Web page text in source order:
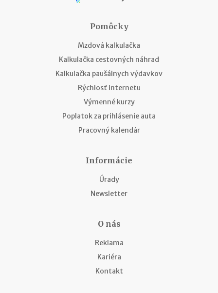
Pomôcky
Mzdová kalkulačka
Kalkulačka cestovných náhrad
Kalkulačka paušálnych výdavkov
Rýchlosť internetu
Výmenné kurzy
Poplatok za prihlásenie auta
Pracovný kalendár
Informácie
Úrady
Newsletter
O nás
Reklama
Kariéra
Kontakt